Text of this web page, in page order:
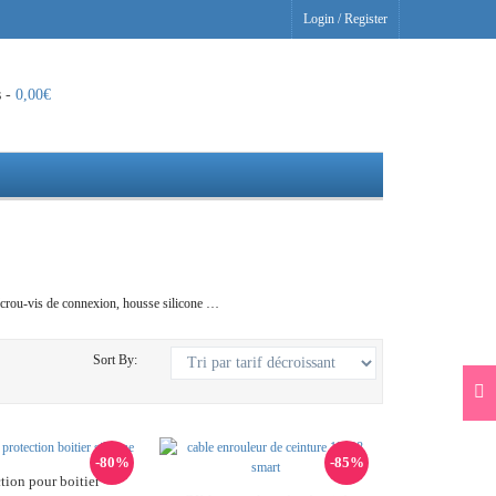
Login /Register
- 0,00€
vis de connexion, housse silicone …
Sort By:
pour boitier
-80% -85%